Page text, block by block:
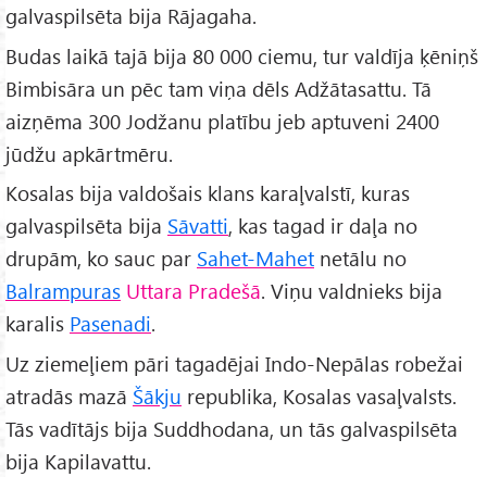
galvaspilsēta bija Rājagaha.
Budas laikā tajā bija 80 000 ciemu, tur valdīja ķēniņš
Bimbisāra un pēc tam viņa dēls Adžātasattu. Tā
aizņēma 300 Jodžanu platību jeb aptuveni 2400
jūdžu apkārtmēru.
Kosalas bija valdošais klans karaļvalstī, kuras
galvaspilsēta bija Sāvatti, kas tagad ir daļa no
drupām, ko sauc par Sahet-Mahet netālu no
Balrampuras Uttara Pradešā. Viņu valdnieks bija
karalis Pasenadi.
Uz ziemeļiem pāri tagadējai Indo-Nepālas robežai
atradās mazā Šākju republika, Kosalas vasaļvalsts.
Tās vadītājs bija Suddhodana, un tās galvaspilsēta
bija Kapilavattu.